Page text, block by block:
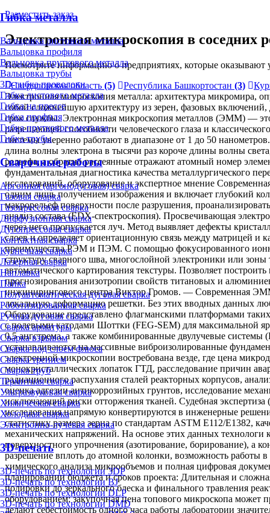
Гибка металла
Вальцовка листового металла
Вальцовка профиля
Вальцовка пруткового металла
Вальцовка трубы
3D-гибка проволоки
Гибка листового металла
Гибка на прессе
Гибка профиля
Гибка пруткового металла
Гибка трубы
Сварочные работы
Аргонная (аргонодуговая) сварка
Газовая сварка
Газопрессовая сварка
Диффузионная сварка
Дугопрессовая сварка
Контактная сварка
Кузнечная сварка
Лазерная сварка
Наплавка
Пайка
Полуавтоматическая дуговая сварка
Роботизированная сварка
Ручная дуговая сварка
Сварка арматуры
Сварка взрывом
Сварка под слоем флюса
Сварка трением
Сварка труб
Термитная сварка
Ультразвуковая сварка
Химическая сварка
Холодная сварка
Электронно-лучевая сварка
3D-печать
3D-печать по технологии 3DP
3D-печать по технологии BJ
3D-печать по технологии DLP
3D-печать по технологии DMD
Разместить заказ
Электронная микроскопия в соседних
Посмотрите информацию о предприятиях, которые оказывают
Свердловская область (5) Республика Башкортостан (3)
Электронная микроскопия металла: архитектура
собой сложнейшую архитектуру из зерен, фазовых включений,
срок службы. Электронная микроскопия металлов (ЭММ) —
разрешающей способности человеческого глаза и
системы уверенно работают в диапазоне от 1 до 50
длина волны электрона в тысячи раз короче длины волны
рельефа, а обратно рассеянные отражают атомный номер
фундаментальная диагностика качества металлургического
исследований, оборудование и экспертное мнение
одним лишь получением изображения и включает глубокий
макрорельеф поверхности после разрушения,
анализ состава (EDX-спектроскопия). Просвечивающая
через него пропускается луч. Метод выявляет дефекты
слоев и определяет ориентационную связь между матрицей
преимущества РЭМ и ПЭМ. С помощью фокусированного
структуру сварного шва, многослойной электроники или
автоматического картирования текстуры. Позволяет
прогнозирования анизотропии свойств титановых и
инжинирингового центра Виктор Громов. — Современная
локальную деформацию решетки. Без этих вводных данных
Оборудование представлено флагманскими платформами
с полевыми катодами Шоттки (FEG-SEM) для максимальной
0,5 ангстрема, а также комбинированные двулучевые
устанавливаются на массивные виброизолированные
электронной микроскопии востребована везде, где цена
монокристаллических лопаток ГТД, расследование причин
радиационного распухания сталей реакторных корпусов,
оценка адгезии антикоррозийных грунтов, исследование
исключающий риски отторжения тканей. Судебная
исследования напрямую конвертируются в инженерные
статистику размера зерна по стандартам ASTM E112/E1382,
механических напряжений. На основе этих данных
поверхностного упрочнения (азотирование, борирование), а
разрешение вплоть до атомной колонки, возможность работы
химического анализа микрообъемов и полная цифровая
планировании бюджета и сроков проекта: Длительная и
полировки до зеркального блеска и финального травления
оборудованием: закупочная цена топового микроскопа может
делают себестоимость одного часа работы лаборатории